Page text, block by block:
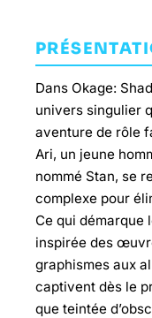
Dans Okage:
univers singulier
aventure de rôle
Ari, un jeune
nommé Stan, se
complexe pour
Ce qui démarque
inspirée des
graphismes aux
captivent dès le
que teintée